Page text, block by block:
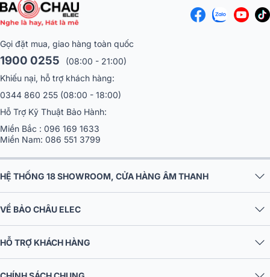
Gọi đặt mua, giao hàng toàn quốc
1900 0255
(08:00 - 21:00)
Khiếu nại, hỗ trợ khách hàng:
0344 860 255 (08:00 - 18:00)
Hỗ Trợ Kỹ Thuật Bảo Hành:
Miền Bắc : 096 169 1633
Miền Nam: 086 551 3799
HỆ THỐNG 18 SHOWROOM, CỬA HÀNG ÂM THANH
VỀ BẢO CHÂU ELEC
HỖ TRỢ KHÁCH HÀNG